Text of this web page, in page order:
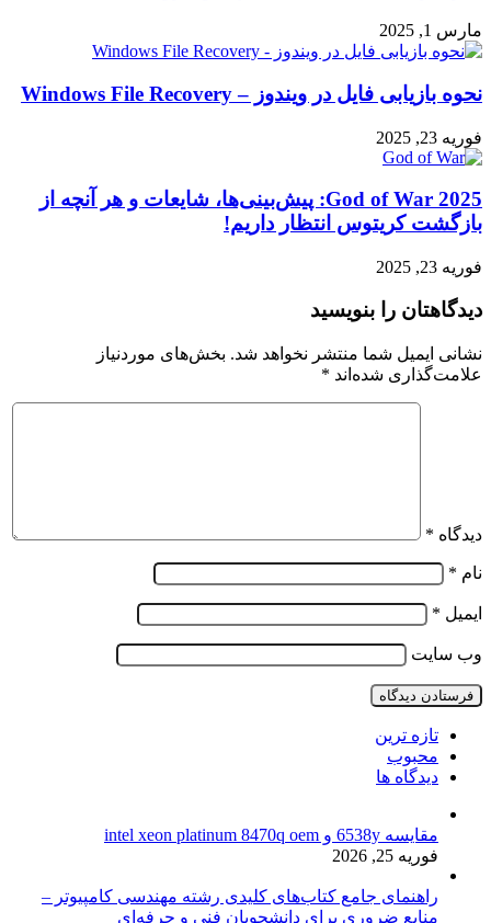
مارس 1, 2025
نحوه بازیابی فایل در ویندوز – Windows File Recovery
فوریه 23, 2025
God of War 2025: پیش‌بینی‌ها، شایعات و هر آنچه از
بازگشت کریتوس انتظار داریم!
فوریه 23, 2025
دیدگاهتان را بنویسید
نشانی ایمیل شما منتشر نخواهد شد. بخش‌های موردنیاز
علامت‌گذاری شده‌اند *
دیدگاه *
نام *
ایمیل *
وب‌ سایت
تازه ترین
محبوب
دیدگاه ها
مقایسه 6538y و intel xeon platinum 8470q oem
فوریه 25, 2026
راهنمای جامع کتاب‌های کلیدی رشته مهندسی کامپیوتر –
منابع ضروری برای دانشجویان فنی و حرفه‌ای